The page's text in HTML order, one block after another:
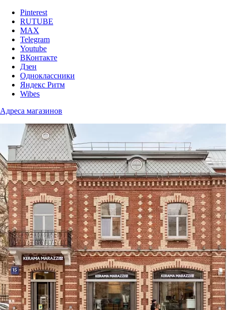
Pinterest
RUTUBE
MAX
Telegram
Youtube
ВКонтакте
Дзен
Одноклассники
Яндекс Ритм
Wibes
Адреса магазинов